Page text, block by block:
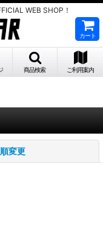
WEB SHOP！
カート
商品検索 ご利用案内
変更